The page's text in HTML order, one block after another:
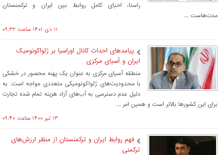
راستا، احیای کامل روابط بین ایران و ترکمنستان
مدت‌هاست ...
۱۱ دی ۱۴۰۱ ساعت ۰۹:۳۲
پیامدهای احداث کانال اوراسیا بر ژئواکونومیک
ایران و آسیای مرکزی
منطقه آسیای مرکزی به عنوان یک پهنه محصور در خشکی
با محدودیت‌های ژئواکونومیکی متعددی مواجه است. به
دلیل عدم دسترسی به آب‌های آزاد هزینه تمام شده تجارت
برای این کشورها بالاتر است و همین امر ...
۱۳ تير ۱۴۰۰ ساعت ۰۹:۴۰
فهم روابط ایران و ترکمنستان از منظر ارزش‌های
ترکمنی